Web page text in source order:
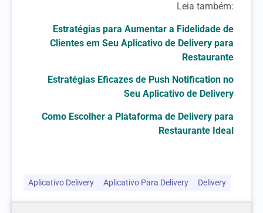
Leia também:
Estratégias para Aumentar a Fidelidade de
Clientes em Seu Aplicativo de Delivery para
Restaurante
Estratégias Eficazes de Push Notification no
Seu Aplicativo de Delivery
Como Escolher a Plataforma de Delivery para
Restaurante Ideal
Aplicativo Delivery Aplicativo Para Delivery Delivery